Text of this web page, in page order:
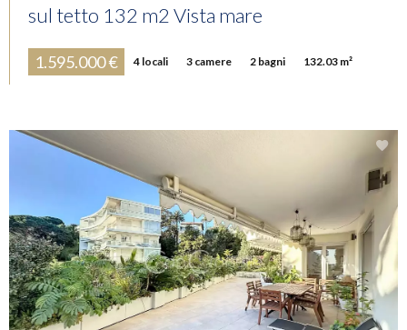
sul tetto 132 m2 Vista mare
1.595.000 € 4 locali 3 camere 2 bagni 132.03 m²